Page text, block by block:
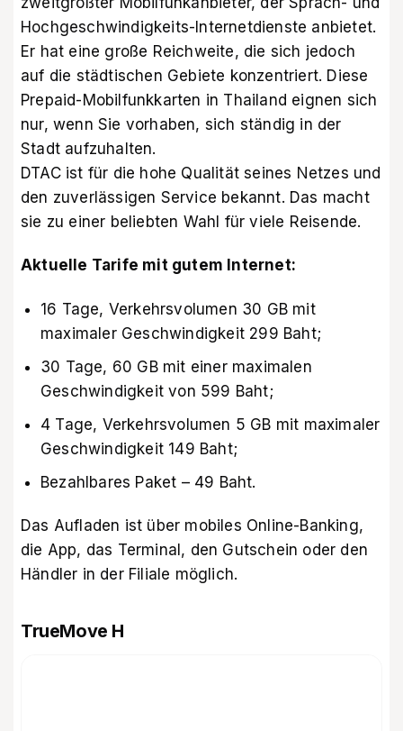
Hochgeschwindigkeits-Internetdienste anbietet.
Er hat eine große Reichweite, die sich jedoch
auf die städtischen Gebiete konzentriert. Diese
Prepaid-Mobilfunkkarten in Thailand eignen sich
nur, wenn Sie vorhaben, sich ständig in der
Stadt aufzuhalten.
DTAC ist für die hohe Qualität seines Netzes und
den zuverlässigen Service bekannt. Das macht
sie zu einer beliebten Wahl für viele Reisende.
Aktuelle Tarife mit gutem Internet:
16 Tage, Verkehrsvolumen 30 GB mit
maximaler Geschwindigkeit 299 Baht;
30 Tage, 60 GB mit einer maximalen
Geschwindigkeit von 599 Baht;
4 Tage, Verkehrsvolumen 5 GB mit maximaler
Geschwindigkeit 149 Baht;
Bezahlbares Paket – 49 Baht.
Das Aufladen ist über mobiles Online-Banking,
die App, das Terminal, den Gutschein oder den
Händler in der Filiale möglich.
TrueMove H